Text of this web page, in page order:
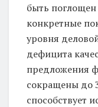
быть
конкретные
уровня
дефицита
предложения
сокращены до
способствует